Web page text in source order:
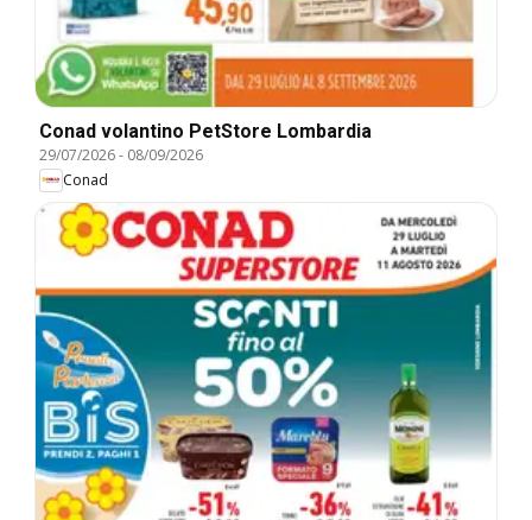
Conad volantino PetStore Lombardia
29/07/2026- 08/09/2026
Conad